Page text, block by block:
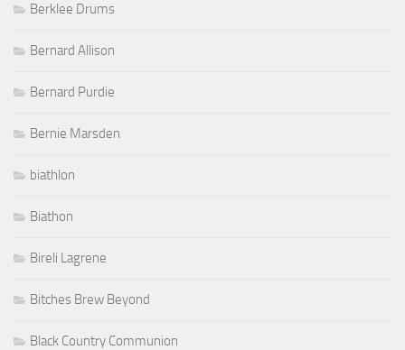
Berklee Drums
Bernard Allison
Bernard Purdie
Bernie Marsden
biathlon
Biathon
Bireli Lagrene
Bitches Brew Beyond
Black Country Communion